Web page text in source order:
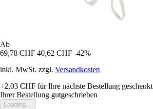
Ab
69,78 CHF 40,62 CHF -42%
inkl. MwSt. zzgl. Versandkosten
+2,03 CHF für Ihre nächste Bestellung geschenkt
Ihrer Bestellung gutgeschrieben
Loading...